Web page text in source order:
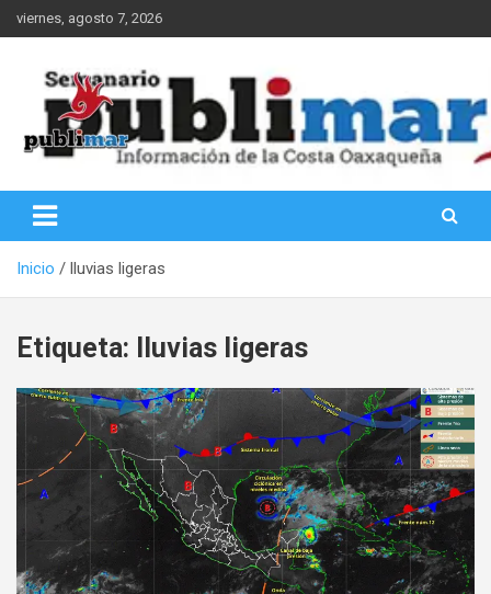
Saltar
al
viernes, agosto 7, 2026
PubliMar
Inicio lluvias ligeras
Etiqueta: lluvias ligeras